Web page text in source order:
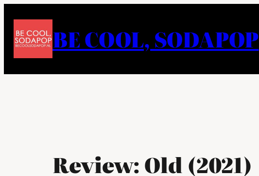
de
BE COOL, SODAPOP
Review: Old (2021)